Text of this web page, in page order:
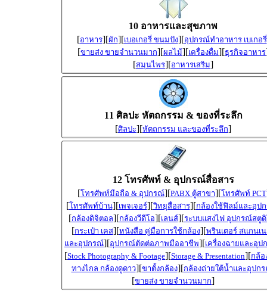
10 อาหารและสุขภาพ
[อาหาร][ผัก][เบอเกอรี่ ขนมปัง][อุปกรณ์ทำอาหาร เบเกอรี่
[ขายส่ง ขายจำนวนมาก][ผลไม้][เครื่องดื่ม][ธุรกิจอาหาร
[สมุนไพร][อาหารเสริม]
11 ศิลปะ หัตถกรรม & ของที่ระลึก
[ศิลปะ][หัตถกรรม และของที่ระลึก]
12 โทรศัพท์ & อุปกรณ์สื่อสาร
[โทรศัพท์มือถือ & อุปกรณ์][PABX ตู้สาขา][โทรศัพท์ PCT
[โทรศัพท์บ้าน][เพจเจอร์][วิทยุสื่อสาร][กล้องใช้ฟิลม์และอุป
[กล้องดิจิตอล][กล้องวีดีโอ][เลนส์][ระบบแสงไฟ อุปกรณ์สตู
[กระเป๋า เคส][หนังสือ คู่มือการใช้กล้อง][พรินเตอร์ สแกนเ
และอุปกรณ์][อุปกรณ์ตัดต่อภาพมืออาชีพ][เครื่องฉายและอุป
[Stock Photography & Footage][Storage & Presentation][กล้อ
ทางไกล กล้องดูดาว][ขาตั้งกล้อง][กล้องถ่ายใต้น้ำและอุปก
[ขายส่ง ขายจำนวนมาก]